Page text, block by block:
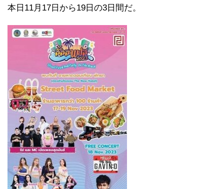
本日11月17日から19日の3日間だ。